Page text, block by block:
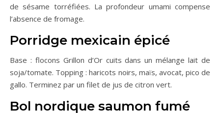
de sésame torréfiées. La profondeur umami compense
l’absence de fromage.
Porridge mexicain épicé
Base : flocons Grillon d’Or cuits dans un mélange lait de
soja/tomate. Topping : haricots noirs, maïs, avocat, pico de
gallo. Terminez par un filet de jus de citron vert.
Bol nordique saumon fumé